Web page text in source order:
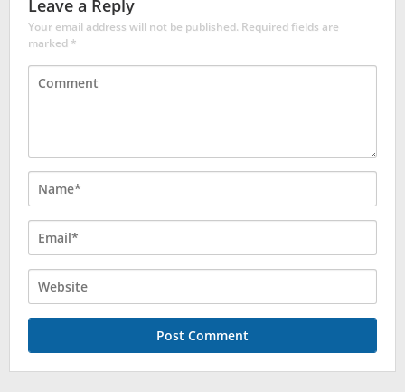
Leave a Reply
Your email address will not be published. Required fields are
marked*